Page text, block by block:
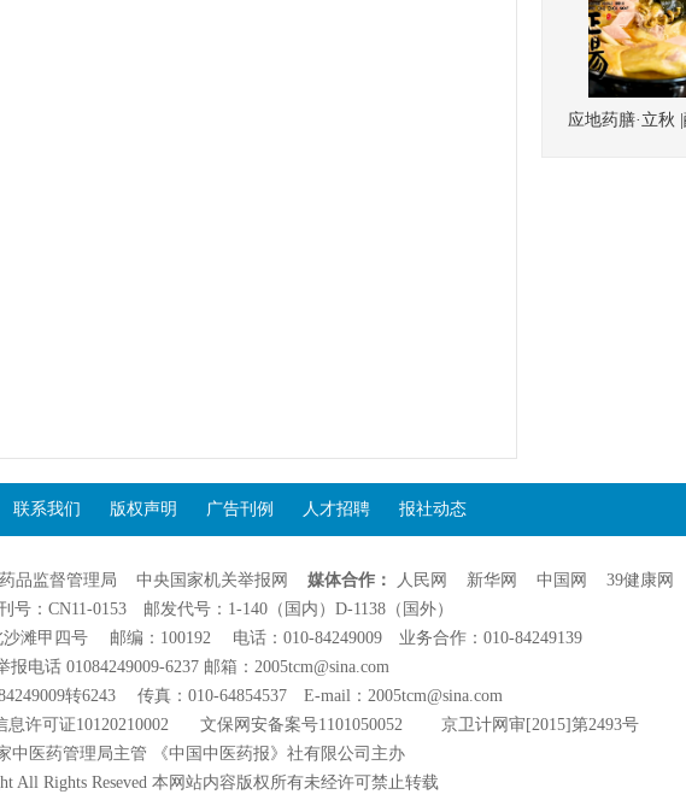
应地药膳·立秋
联系我们 版权声明 广告刊例 人才招聘 报社动态
品监督管理局 中央国家机关举报网 媒体合作： 人民网 新华网 中国网 39健康网
号：CN11-0153 邮发代号：1-140（国内）D-1138（国外）
沙滩甲四号 邮编：100192 电话：010-84249009 业务合作：010-84249139
报电话 01084249009-6237 邮箱：2005tcm@sina.com
转6243 传真：010-64854537 E-mail：2005tcm@sina.com
许可证10120210002文保网安备案号1101050052 京卫计网审[2015]第2493号
中医药管理局主管 《中国中医药报》社有限公司主办
All Rights Reseved 本网站内容版权所有未经许可禁止转载